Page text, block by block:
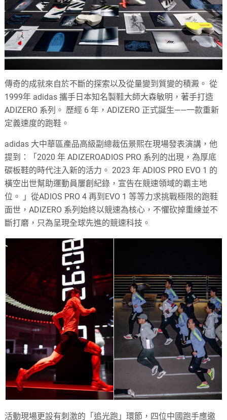
傳奇的成就來自於不斷的探索以及從量變到質變的積澱。 從
1999年 adidas 攜手日本知名製鞋大師大森敏明，著手打造
ADIZERO 系列。 歷經 6 年，ADIZERO 正式誕生——一款重新
定義速度的跑鞋。
adidas 大中華區產品高級副總裁伍景熙在現場發表演講，他
提到：「2020 年 ADIZEROADIOS PRO 系列的出現，為厚底
碳板鞋的時代注入新的活力。 2023 年 ADIOS PRO EVO 1 的
橫空出世幫助運動員屢創紀錄，宣告在競速領域的霸主地
位。 」從ADIOS PRO 4 再到EVO 1 等等力求挑戰極限的跑鞋
面世，ADIZERO 系列始終以競速為核心，不懼砍掉重練並不
斷打磨，只為呈現全球先進的競速科技。
活動現場更設有刺激的「追光跑」環節，四位中國跑手應邀